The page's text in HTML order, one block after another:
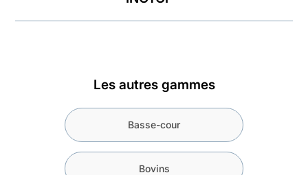
Les autres gammes
Basse-cour
Bovins